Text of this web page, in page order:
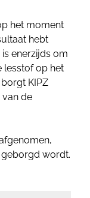
het moment
hebt
enerzijds om
lesstof op het
KIPZ
de
wordt.